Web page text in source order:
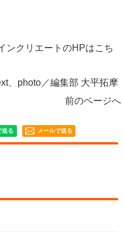
ンクリエートのHPはこち
、photo／編集部 大平拓摩
前のページへ
メールで送る